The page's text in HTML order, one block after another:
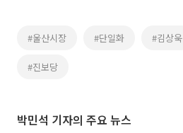
#울산시장 #단일화 #김상욱
#진보당
박민석 기자의 주요 뉴스